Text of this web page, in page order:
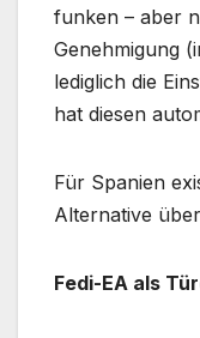
funken – aber
Genehmigung
lediglich die
hat diesen
Für Spanien
Alternative
Fedi-EA als